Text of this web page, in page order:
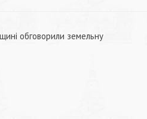
обговорили земельну